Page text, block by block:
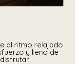
al ritmo relajado
y lleno de